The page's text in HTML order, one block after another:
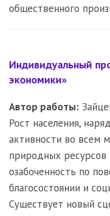
общественного
Индивидуальный
экономики»
Автор работы:
Рост населения,
активности во всем
природных
озабоченность по
благосостоянии и
Существует новый